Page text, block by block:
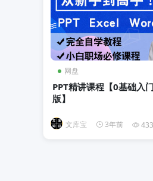
网盘
PPT精讲课程【0基础入
版】
文库宝 3年前 433